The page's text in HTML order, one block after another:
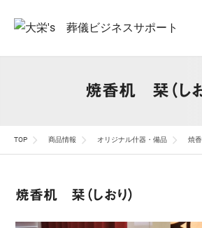
焼香机 栞（しお
TOP 商品情報 オリジナル什器・備品 焼
焼香机 栞（しおり）